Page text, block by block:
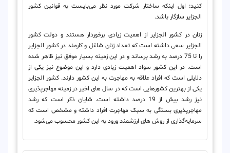
کنید: اول اینکه ساختار شرکت مورد نظر می‌بایست به قوانین کشور
الجزایر سازگار باشد.
زنان در کشور الجزایر از اهمیت زیادی برخوردار هستند و دولت کشور
الجزایر سعی داشته است که تعداد زنان شاغل و کارمند در کشور الجزایر
را تا 75 درصد به رشد برساند و در این زمینه بسیار موفق نیز ظاهر شده
است. در این کشور سواد اهمیت زیادی دارد و این موضوع نیز یکی از
دلایلی است که افراد علاقه به مهاجرت به این کشور دارند. کشور الجزایر
یکی از بهترین کشورهایی است که در سال های اخیر در زمینه مهاجرپذیری
نیز رشد بیش از 19 درصد داشته است. شایان ذکر است که رشد
مهاجرپذیری بستگی به سبک مهاجرت افراد داشته و مشخص است که
سرمایه‌گذاری از روش های ارزشمند ورود به این کشور محسوب می‌شود.